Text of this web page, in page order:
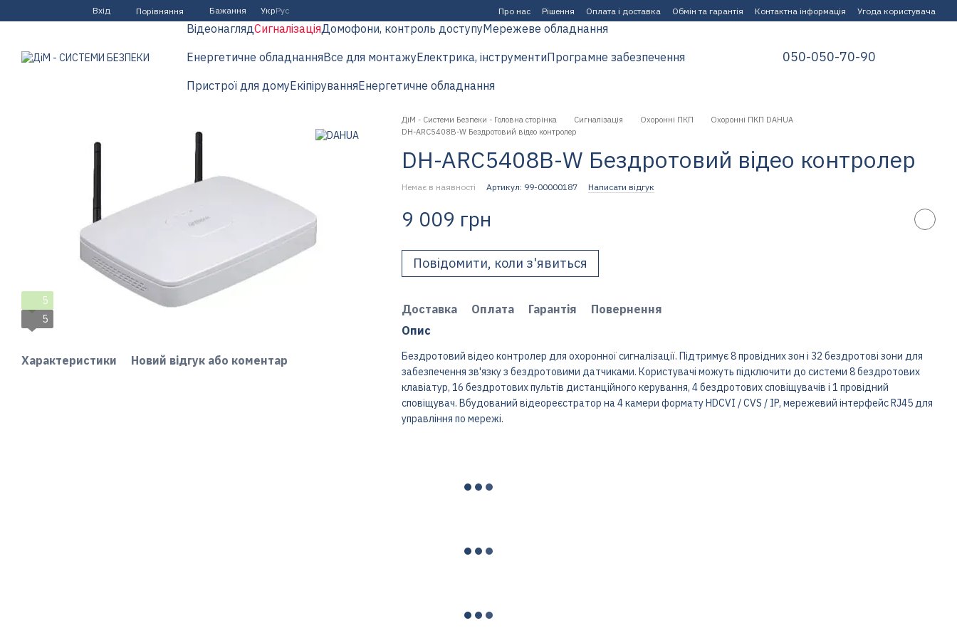
Перейти до основного контенту
Вхід Порівняння Бажання УкрРус Про нас Рішення Оплата і доставка Обмін та гарантія Контактна інформація Угода користувача
ВідеонаглядСигналізаціяДомофони, контроль доступуМережеве обладнання
Енергетичне обладнанняВсе для монтажуЕлектрика, інструментиПрограмне забезпечення
Пристрої для домуЕкіпіруванняЕнергетичне обладнання
050-050-70-90
5
5
Характеристики Новий відгук або коментар
ДіМ - Системи Безпеки - Головна сторінка Сигналізація Охоронні ПКП
Охоронні ПКП DAHUA
DH-ARC5408B-W Бездротовий відео контролер
DH-ARC5408B-W Бездротовий відео контролер
Немає в наявності Артикул: 99-00000187 Написати відгук
9 009 грн
Повідомити, коли з'явиться
Доставка Оплата Гарантія
Повернення
Опис
Бездротовий відео контролер для охоронної сигналізації. Підтримує 8 провідних зон і 32 бездротові зони для
забезпечення зв'язку з бездротовими датчиками. Користувачі можуть підключити до системи 8 бездротових
клавіатур, 16 бездротових пультів дистанційного керування, 4 бездротових сповіщувачів і 1 провідний
сповіщувач. Вбудований відеореєстратор на 4 камери формату HDCVI / CVS / IP, мережевий інтерфейс RJ45 для
управління по мережі.